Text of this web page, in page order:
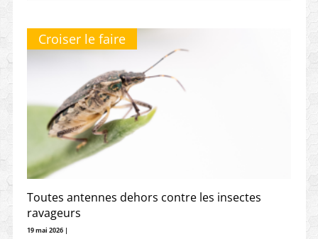
Croiser le faire
Toutes antennes dehors contre les insectes
ravageurs
19 mai 2026 |